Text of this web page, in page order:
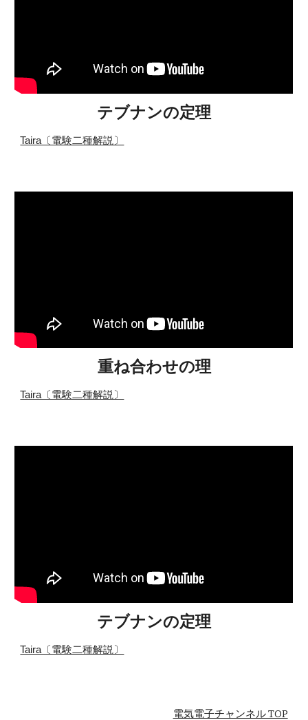
テブナンの定理
Taira〔電験二種解説〕
重ね合わせの理
Taira〔電験二種解説〕
テブナンの定理
Taira〔電験二種解説〕
電気電子チャンネル TOP